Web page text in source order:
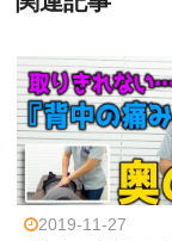
2019-11-27